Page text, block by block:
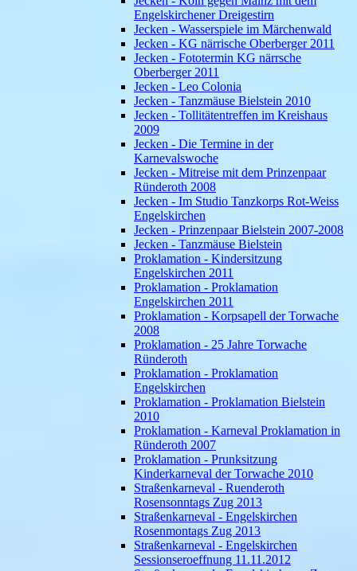
Engelskirchener Dreigestirn
Jecken - Wasserspiele im Märchenwald
Jecken - KG närrische Oberberger 2011
Jecken - Fototermin KG närrsche
Oberberger 2011
Jecken - Leo Colonia
Jecken - Tanzmäuse Bielstein 2010
Jecken - Tollitätentreffen im Kreishaus
2009
Jecken - Die Termine in der
Karnevalswoche
Jecken - Mitreise mit dem Prinzenpaar
Ründeroth 2008
Jecken - Im Studio Tanzkorps Rot-Weiss
Engelskirchen
Jecken - Prinzenpaar Bielstein 2007-2008
Jecken - Tanzmäuse Bielstein
Proklamation - Kindersitzung
Engelskirchen 2011
Proklamation - Proklamation
Engelskirchen 2011
Proklamation - Korpsapell der Torwache
2008
Proklamation - 25 Jahre Torwache
Ründeroth
Proklamation - Proklamation
Engelskirchen
Proklamation - Proklamation Bielstein
2010
Proklamation - Karneval Proklamation in
Ründeroth 2007
Proklamation - Prunksitzung
Kinderkarneval der Torwache 2010
Straßenkarneval - Ruenderoth
Rosensonntags Zug 2013
Straßenkarneval - Engelskirchen
Rosenmontags Zug 2013
Straßenkarneval - Engelskirchen
Sessionseroeffnung 11.11.2012